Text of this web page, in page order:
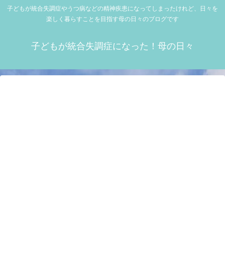
子どもが統合失調症やうつ病などの精神疾患になってしまったけれど、日々を
楽しく暮らすことを目指す母の日々のブログです
子どもが統合失調症になった！母の日々